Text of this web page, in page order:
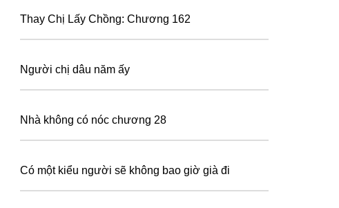
Thay Chị Lấy Chồng: Chương 162
Người chị dâu năm ấy
Nhà không có nóc chương 28
Có một kiểu người sẽ không bao giờ già đi